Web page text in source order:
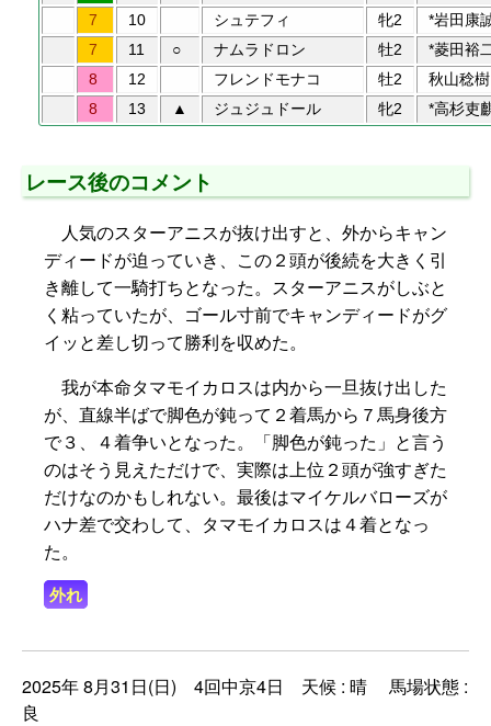
7
10 シュテフィ 牝2
*岩田康
7
11 ○ ナムラドロン 牡2
*菱田裕
8
12 フレンドモナコ 牡2
秋山稔樹
8
13 ▲ ジュジュドール 牝2 *高杉吏
レース後のコメント
人気のスターアニスが抜け出すと、外からキャン
ディードが迫っていき、この２頭が後続を大きく引
き離して一騎打ちとなった。スターアニスがしぶと
く粘っていたが、ゴール寸前でキャンディードがグ
イッと差し切って勝利を収めた。
我が本命タマモイカロスは内から一旦抜け出した
が、直線半ばで脚色が鈍って２着馬から７馬身後方
で３、４着争いとなった。「脚色が鈍った」と言う
のはそう見えただけで、実際は上位２頭が強すぎた
だけなのかもしれない。最後はマイケルバローズが
ハナ差で交わして、タマモイカロスは４着となっ
た。
外れ
2025年 8月31日(日) 4回中京4日 天候 : 晴 馬場状態 :
良